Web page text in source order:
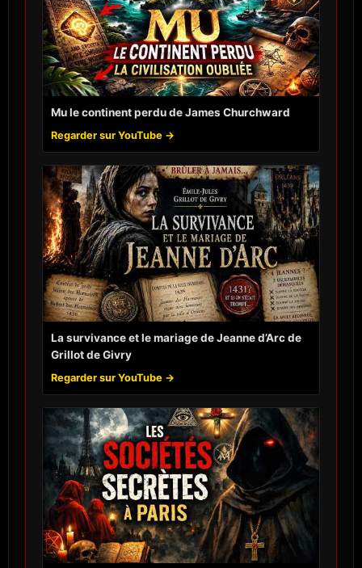
Mu le continent perdu de James Churchward
Regarder sur YouTube →
La survivance et le mariage de Jeanne d’Arc de
Grillot de Givry
Regarder sur YouTube →